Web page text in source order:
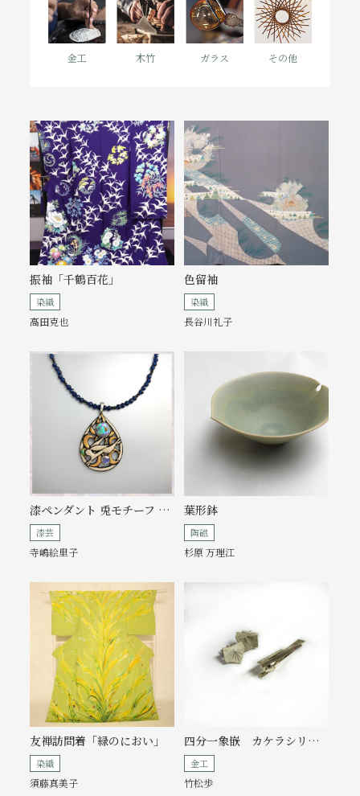
金工 木竹 ガラス その他
振袖「千鶴百花」
染織
高田克也
色留袖
染織
長谷川礼子
漆ペンダント 兎モチーフ 螺鈿 金蒔絵 銀蒔絵
漆芸
寺嶋絵里子
葉形鉢
陶磁
杉原 万理江
友禅訪問着「緑のにおい」
染織
須藤真美子
四分一象嵌 カケラシリーズ
金工
竹松歩